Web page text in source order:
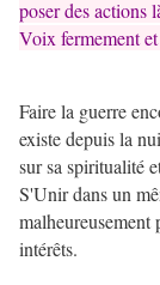
poser des actions
Voix fermement
Faire la guerre
existe depuis la
sur sa spiritualité
S'Unir dans un
malheureusement
intérêts.